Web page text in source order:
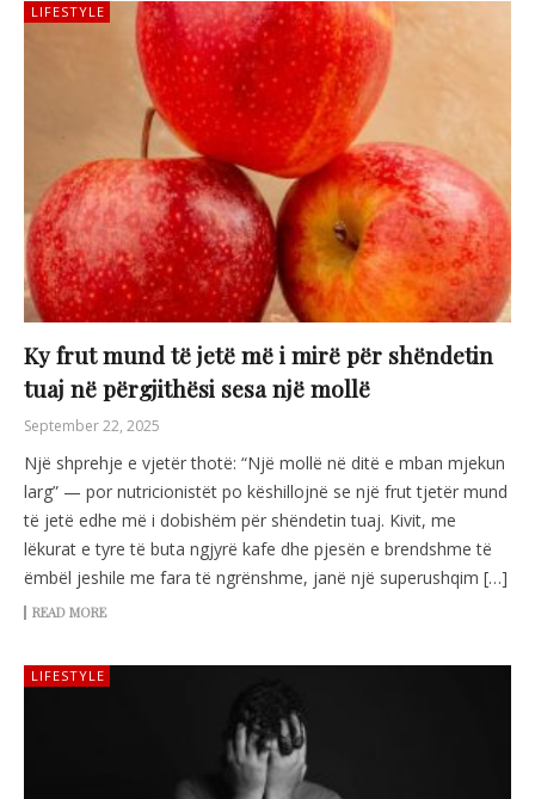
LIFESTYLE
Ky frut mund të jetë më i mirë për shëndetin
tuaj në përgjithësi sesa një mollë
September 22, 2025
Një shprehje e vjetër thotë: “Një mollë në ditë e mban mjekun
larg” — por nutricionistët po këshillojnë se një frut tjetër mund
të jetë edhe më i dobishëm për shëndetin tuaj. Kivit, me
lëkurat e tyre të buta ngjyrë kafe dhe pjesën e brendshme të
ëmbël jeshile me fara të ngrënshme, janë një superushqim […]
READ MORE
LIFESTYLE